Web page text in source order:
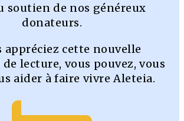
soutien de nos généreux
donateurs.
appréciez cette nouvelle
lecture, vous pouvez, vous
aider à faire vivre Aleteia.